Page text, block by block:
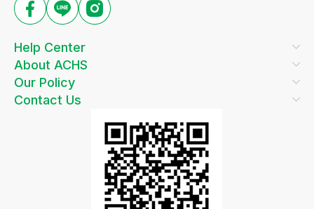
Help Center
About ACHS
Our Policy
Contact Us